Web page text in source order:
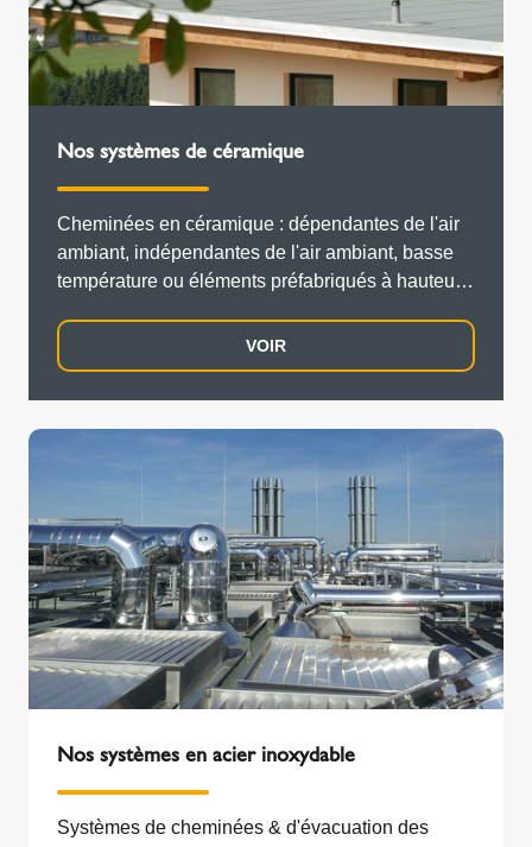
Nos systèmes de céramique
Cheminées en céramique : dépendantes de l'air
ambiant, indépendantes de l'air ambiant, basse
température ou éléments préfabriqués à hauteur
VOIR
Nos systèmes en acier inoxydable
Systèmes de cheminées & d'évacuation des